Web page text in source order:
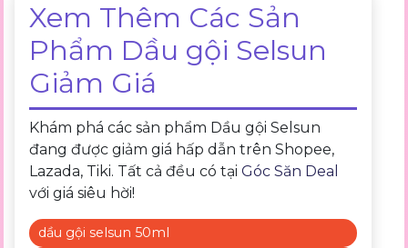
Xem Thêm Các Sản
Phẩm Dầu gội Selsun
Giảm Giá
Khám phá các sản phẩm Dầu gội Selsun
đang được giảm giá hấp dẫn trên Shopee,
Lazada, Tiki. Tất cả đều có tạiGóc Săn Deal
với giá siêu hời!
dầu gội selsun 50ml